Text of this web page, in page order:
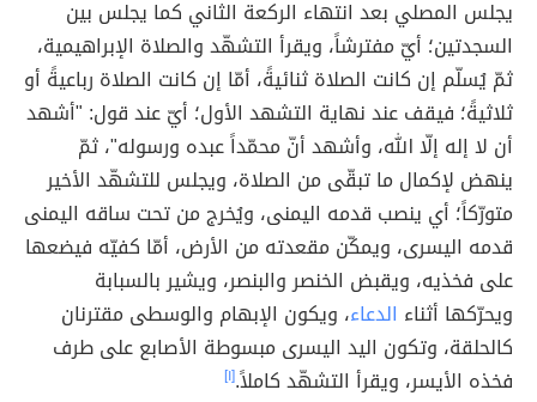
يجلس المصلي بعد انتهاء الركعة الثاني كما يجلس بين
السجدتين؛ أيّ مفترشاً، ويقرأ التشهّد والصلاة الإبراهيمية،
ثمّ يُسلّم إن كانت الصلاة ثنائيةً، أمّا إن كانت الصلاة رباعيةً أو
ثلاثيةً؛ فيقف عند نهاية التشهد الأول؛ أيّ عند قول: "أشهد
أن لا إله إلّا الله، وأشهد أنّ محمّداً عبده ورسوله"، ثمّ
ينهض لإكمال ما تبقّى من الصلاة، ويجلس للتشهّد الأخير
متورّكاً؛ أي ينصب قدمه اليمنى، ويُخرج من تحت ساقه اليمنى
قدمه اليسرى، ويمكّن مقعدته من الأرض، أمّا كفيّه فيضعها
على فخذيه، ويقبض الخنصر والبنصر، ويشير بالسبابة
ويحرّكها أثناء الدعاء، ويكون الإبهام والوسطى مقترنان
كالحلقة، وتكون اليد اليسرى مبسوطة الأصابع على طرف
فخذه الأيسر، ويقرأ التشهّد كاملاً.[١]